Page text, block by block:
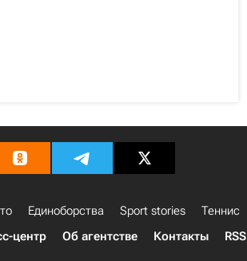
Единоборства Sport stories Теннис
центр Об агентстве Контакты RSS